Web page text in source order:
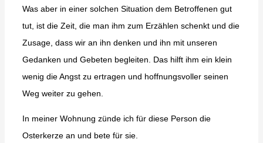
Was aber in einer solchen Situation dem Betroffenen gut
tut, ist die Zeit, die man ihm zum Erzählen schenkt und die
Zusage, dass wir an ihn denken und ihn mit unseren
Gedanken und Gebeten begleiten. Das hilft ihm ein klein
wenig die Angst zu ertragen und hoffnungsvoller seinen
Weg weiter zu gehen.
In meiner Wohnung zünde ich für diese Person die
Osterkerze an und bete für sie.